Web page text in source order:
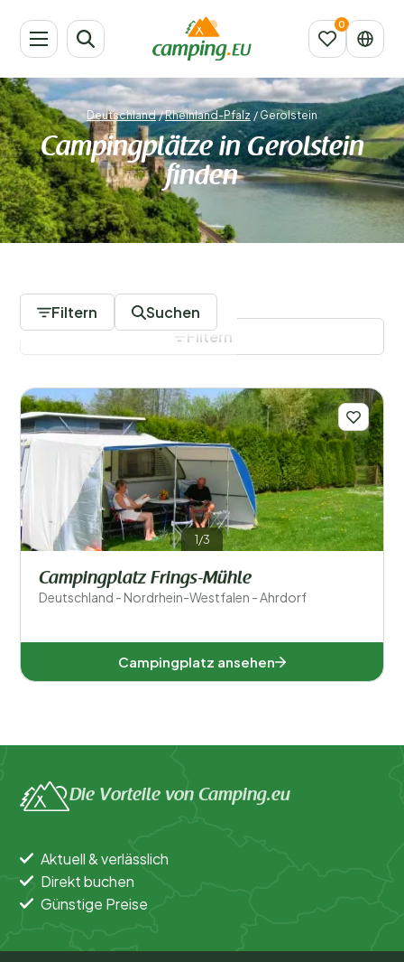
Deutschland/Rheinland-Pfalz / Gerolstein
Campingplätze in Gerolstein
finden
Filtern Suchen
Beliebte Filter
Unterkunftstyp
Allgemein
Filtern
1/3
Campingplatz Frings-Mühle
Deutschland - Nordrhein-Westfalen - Ahrdorf
Campingplatz ansehen
Die Vorteile von Camping.eu
Aktuell & verlässlich
Direkt buchen
Günstige Preise